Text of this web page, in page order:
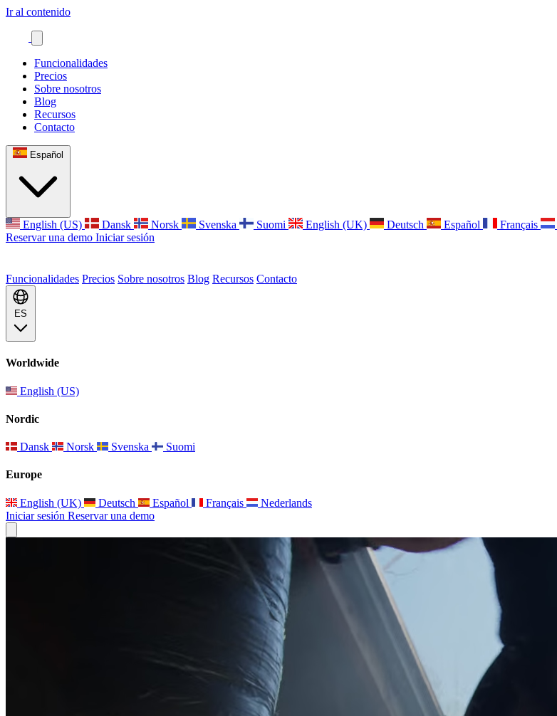
Ir al contenido
Funcionalidades
Precios
Sobre nosotros
Blog
Recursos
Contacto
Español
English (US) Dansk Norsk Svenska Suomi English (UK) Deutsch Español Français
Reservar una demo Iniciar sesión
Funcionalidades Precios Sobre nosotros Blog Recursos Contacto
ES
Worldwide
English (US)
Nordic
Dansk Norsk Svenska Suomi
Europe
English (UK) Deutsch Español Français
Nederlands
Iniciar sesión Reservar una demo